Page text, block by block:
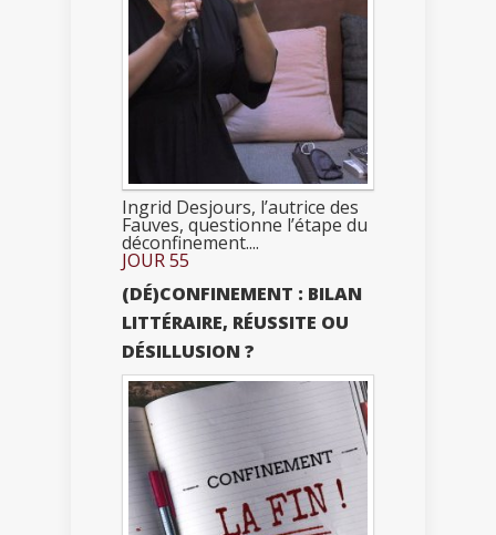
Ingrid Desjours, l’autrice des
Fauves, questionne l’étape du
déconfinement....
JOUR 55
(DÉ)CONFINEMENT : BILAN
LITTÉRAIRE, RÉUSSITE OU
DÉSILLUSION ?